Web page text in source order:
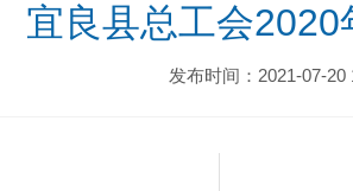
宜良县总工会
发布时间：2021-07-20